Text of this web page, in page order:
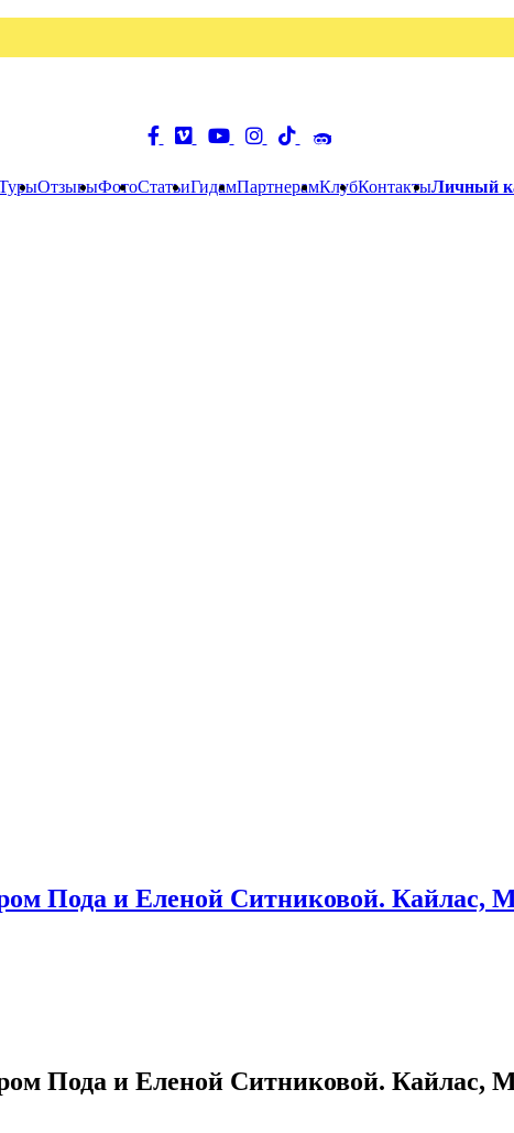
ОтзывыФотоСтатьиГидамПартнерамКлубКонтактыЛичный
Пода и Еленой Ситниковой. Кайлас,
Пода и Еленой Ситниковой. Кайлас,